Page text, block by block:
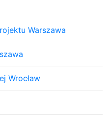
Warszawa
Wrocław